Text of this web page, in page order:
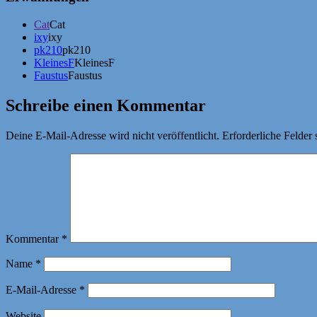
CatCat
ixyixy
pk210pk210
KleinesFKleinesF
FaustusFaustus
Schreibe einen Kommentar
Deine E-Mail-Adresse wird nicht veröffentlicht. Erforderliche Felder
Kommentar *
Name *
E-Mail-Adresse *